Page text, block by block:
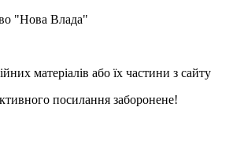
"Нова Влада"
матеріалів або їх частини з сайту
посилання заборонене!